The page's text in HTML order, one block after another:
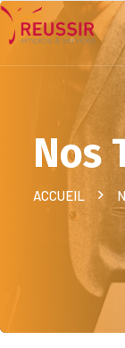
Nos
ACCUEIL